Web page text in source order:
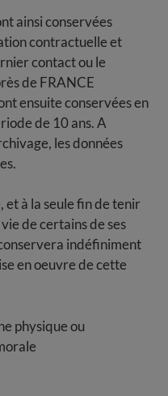
ainsi conservées
contractuelle et
contact ou le
de FRANCE
ensuite conservées en
de 10 ans. A
les données
et à la seule fin de tenir
de certains de ses
indéfiniment
en oeuvre de cette
physique ou